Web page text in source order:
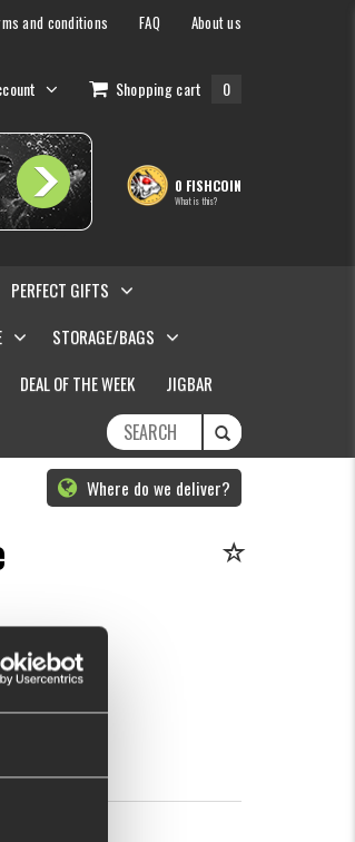
and conditions FAQ About us
Shopping cart 0
0 FISHCOIN
What is this?
PERFECT GIFTS
STORAGE/BAGS
DEAL OF THE WEEK
JIGBAR
Where do we deliver?